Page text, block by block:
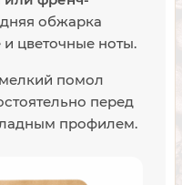
обжарка
цветочные ноты.
помол
перед
профилем.